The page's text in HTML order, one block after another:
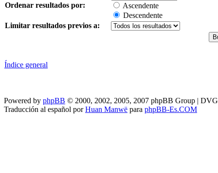
Ordenar resultados por:
Ascendente
Descendente
Limitar resultados previos a:
Índice general
Powered by phpBB © 2000, 2002, 2005, 2007 phpBB Group |
Traducción al español porHuan Manwë para phpBB-Es.COM